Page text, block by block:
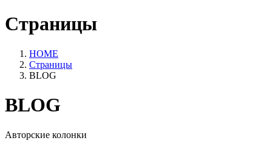
Страницы
HOME
Страницы
BLOG
BLOG
Авторские колонки